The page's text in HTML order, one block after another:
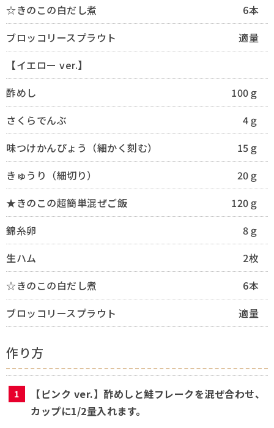
☆きのこの白だし煮
6本
ブロッコリースプラウト
適量
【イエロー ver.】
酢めし
100ｇ
さくらでんぶ
4ｇ
味つけかんぴょう（細かく刻む）
15ｇ
きゅうり（細切り）
20ｇ
★きのこの超簡単混ぜご飯
120ｇ
錦糸卵
8ｇ
生ハム
2枚
☆きのこの白だし煮
6本
ブロッコリースプラウト
適量
作り方
【ピンク ver.】酢めしと鮭フレークを混ぜ合わせ、
カップに1/2量入れます。